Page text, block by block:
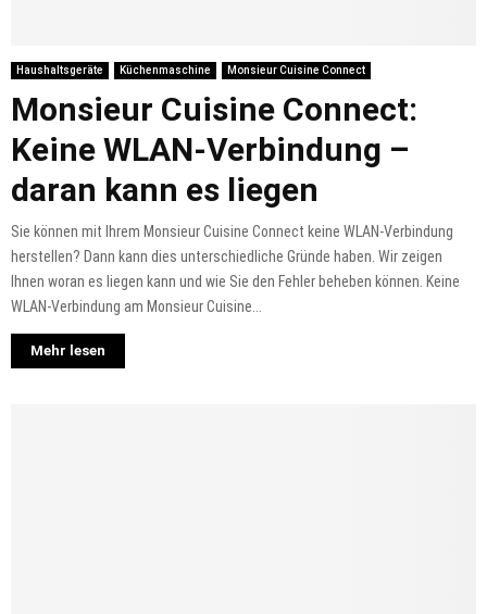
Haushaltsgeräte Küchenmaschine Monsieur Cuisine Connect
Monsieur Cuisine Connect:
Keine WLAN-Verbindung –
daran kann es liegen
Sie können mit Ihrem Monsieur Cuisine Connect keine WLAN-Verbindung
herstellen? Dann kann dies unterschiedliche Gründe haben. Wir zeigen
Ihnen woran es liegen kann und wie Sie den Fehler beheben können. Keine
WLAN-Verbindung am Monsieur Cuisine...
Mehr lesen